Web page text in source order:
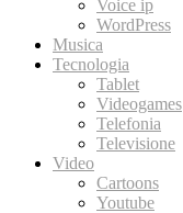
Voice ip
WordPress
Musica
Tecnologia
Tablet
Videogames
Telefonia
Televisione
Video
Cartoons
Youtube